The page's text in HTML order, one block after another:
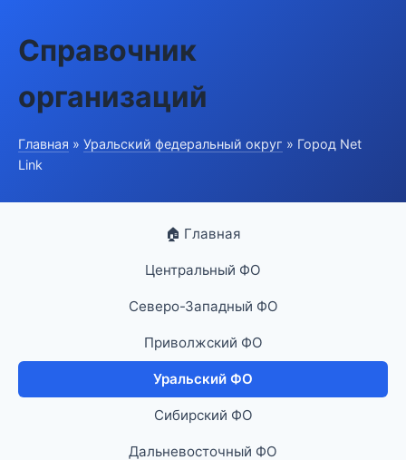
Справочник
организаций
Главная » Уральский федеральный округ » Город Net
Link
🏠 Главная
Центральный ФО
Северо-Западный ФО
Приволжский ФО
Уральский ФО
Сибирский ФО
Дальневосточный ФО